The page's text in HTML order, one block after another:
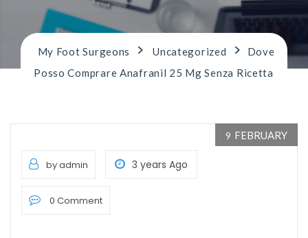
My Foot Surgeons > Uncategorized >
Dove
Posso Comprare Anafranil 25 Mg Senza Ricetta
9 FEBRUARY
by admin 3 years Ago
0 Comment